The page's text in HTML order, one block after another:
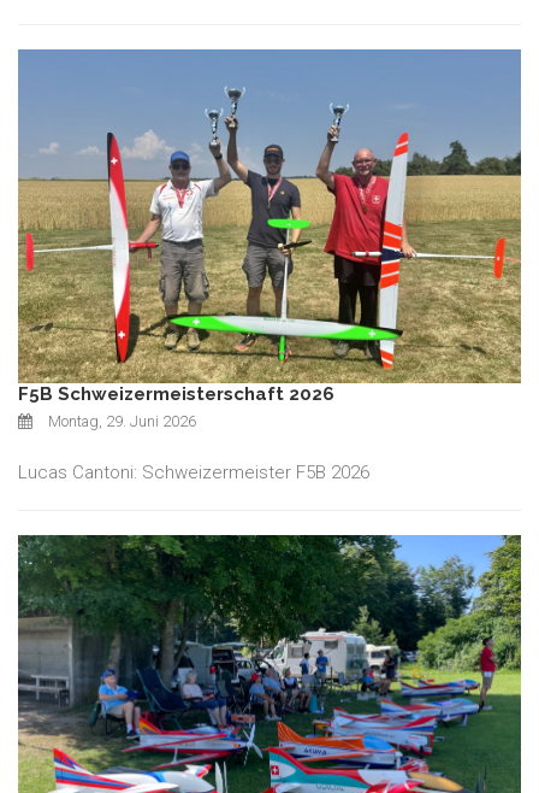
F5B Schweizermeisterschaft 2026
Montag, 29. Juni 2026
Lucas Cantoni: Schweizermeister F5B 2026